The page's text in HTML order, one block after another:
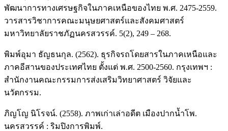
พัฒนาการทางเศรษฐกิจในภาคเหนือของไทย พ.ศ. 2475-2559.
วารสารวิชาการคณะมนุษยศาสตร์และสังคมศาสตร์
มหาวิทยาลัยราชภัฏนครสวรรค์. 5(2), 249 – 268.
พิมพ์อุมา ธัญธนกุล. (2562). ธุรกิจรถโดยสารในภาคเหนือและ
ภาคอีสานของประเทศไทย ตั้งแต่ พ.ศ. 2500-2560. กรุงเทพฯ :
สำนักงานคณะกรรมการส่งเสริมวิทยาศาสตร์ วิจัยและ
นวัตกรรม.
ภิญโญ นิโรจน์. (2558). ภาพเก่าเล่าอดีต เมืองปากน้ำโพ.
นครสวรรค์ : ริมปิงการพิมพ์.